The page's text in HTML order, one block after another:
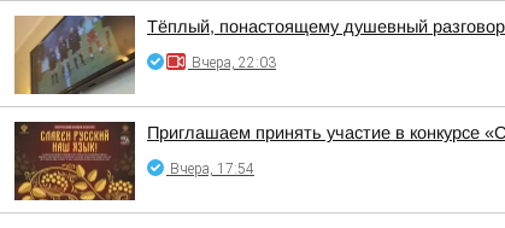
Тёплый, понастоящему душевный разговор
Вчера, 22:03
Приглашаем принять участие в конкурсе
Вчера, 17:54